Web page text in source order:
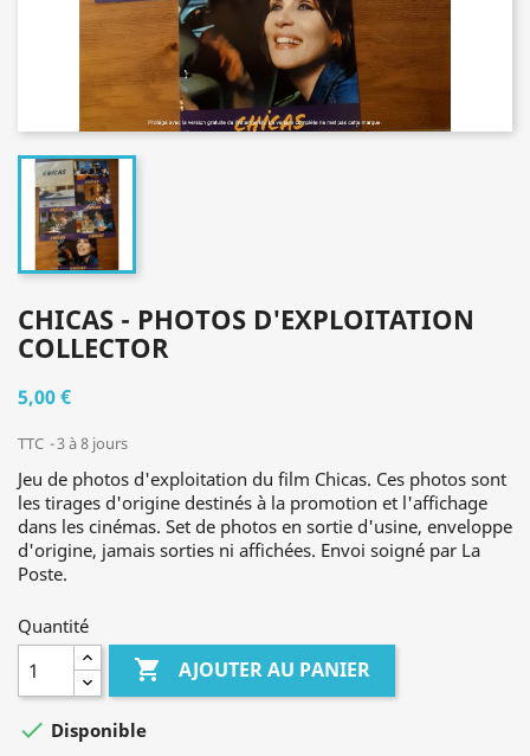
CHICAS - PHOTOS D'EXPLOITATION
COLLECTOR
5,00 €
TTC 3 à 8 jours
Jeu de photos d'exploitation du film Chicas. Ces photos sont
les tirages d'origine destinés à la promotion et l'affichage
dans les cinémas. Set de photos en sortie d'usine, enveloppe
d'origine, jamais sorties ni affichées. Envoi soigné par La
Poste.
Quantité
 AJOUTER AU PANIER
 Disponible